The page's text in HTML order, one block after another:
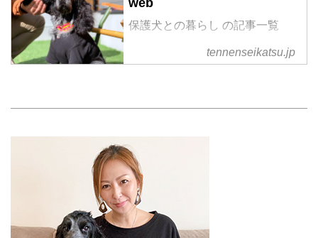
保護犬との暮らし の記事一覧
tennenseikatsu.jp